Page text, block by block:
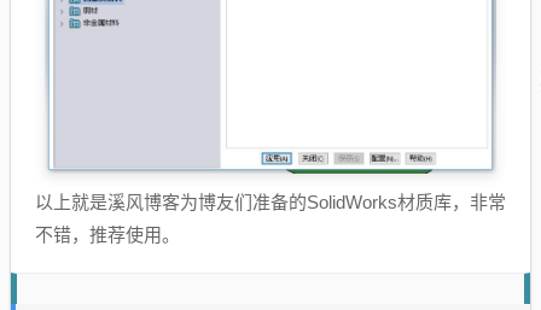
以上就是溪风博客为博友们准备的SolidWorks材质库，非常
不错，推荐使用。